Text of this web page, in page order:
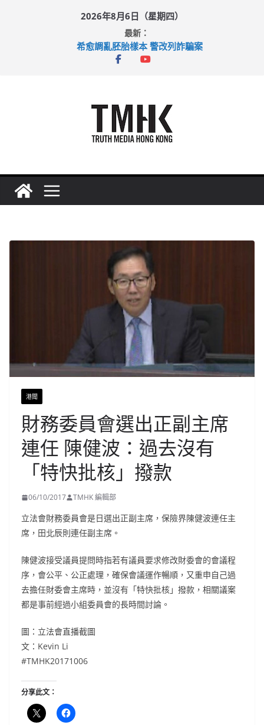
2026年8月6日（星期四）
最新：
希愈調亂胚胎樣本 警改列詐騙案
足球盛會次場激戰 祖雲達斯挫車路士
港聞
財務委員會選出正副主席
連任 陳健波：過去沒有
「特快批核」撥款
06/10/2017 TMHK 編輯部
立法會財務委員會是日選出正副主席，保險界陳健波連任主
席，田北辰則連任副主席。
陳健波接受議員提問時指若有議員要求修改財委會的會議程
序，會公平、公正處理，確保會議運作暢順，又重申自己過
去擔任財委會主席時，並沒有「特快批核」撥款，相關議案
都是事前經過小組委員會的長時間討論。
圖：立法會直播截圖
文：Kevin Li
#TMHK20171006
分享此文：